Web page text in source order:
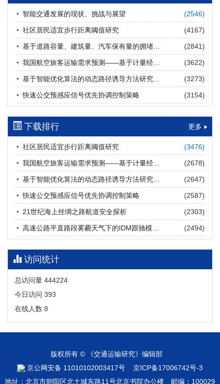
摘要 (14) HTML(12)
道路建养运通用碳核算方法及应用
王元庆, 王皎, 刘圆圆, 于谦, 刘聂旸子, 杨诗雨
2026, 12(3): 176-189.https://doi.org/10.16503/j.cnki.2095-
9931.2026.03.014
摘要 (11) HTML(11)
西部陆海新通道氢走廊建设对交通运输领域低碳转型的推动作
用
罗文格, 黄承锋, 关海长
2026, 12(3): 190-201.https://doi.org/10.16503/j.cnki.2095-
9931.2026.03.015
摘要 (22) HTML(21)
交能融合背景下零碳货运走廊利益主体的策略演化与影响因素
张海涛, 姚琛, 唐治豪, 谢明辉, 王元庆
2026, 12(3): 202-216.https://doi.org/10.16503/j.cnki.2095-
9931.2026.03.016
摘要 (20) HTML(18)
智能交通发展的现状、挑战与展望 (2546)
社区居民适宜步行距离阈值研究 (4167)
(2841)
(3622)
(3273)
快速公交预感应信号优先协调控制策略 (3154)
下载排行 更多
社区居民适宜步行距离阈值研究 (3476)
(2678)
(2647)
快速公交预感应信号优先协调控制策略 (2587)
21世纪海上丝绸之路航道安全探析 (2303)
(2494)
访问统计
总访问量 444224
今日访问 393
在线人数 8
版权所有 © 《交通运输研究》编辑部
京公网安备 11010102003417号
京ICP备17006742号-3
地址：北京市朝阳区北土城东路11号北京书院办公楼 邮编：100029